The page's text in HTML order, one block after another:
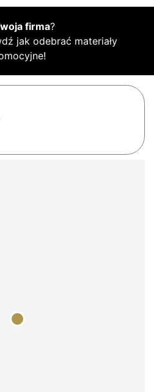
firma?
jak odebrać materiały